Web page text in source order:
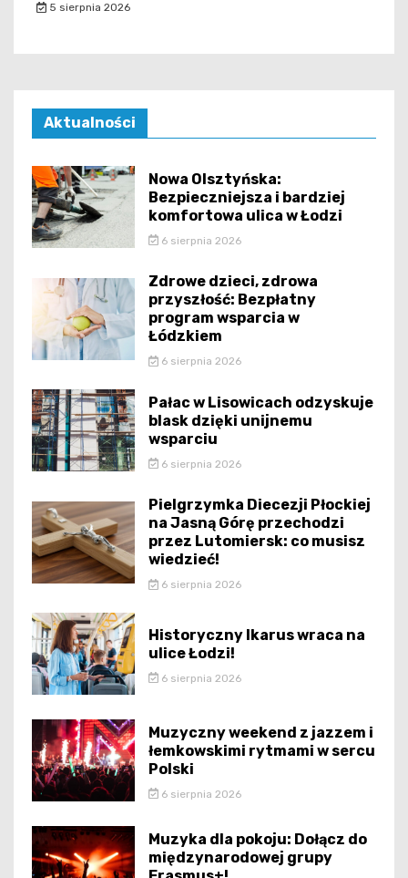
5 sierpnia 2026
Aktualności
Nowa Olsztyńska:
Bezpieczniejsza i bardziej
komfortowa ulica w Łodzi
6 sierpnia 2026
Zdrowe dzieci, zdrowa
przyszłość: Bezpłatny
program wsparcia w
Łódzkiem
6 sierpnia 2026
Pałac w Lisowicach odzyskuje
blask dzięki unijnemu
wsparciu
6 sierpnia 2026
Pielgrzymka Diecezji Płockiej
na Jasną Górę przechodzi
przez Lutomiersk: co musisz
wiedzieć!
6 sierpnia 2026
Historyczny Ikarus wraca na
ulice Łodzi!
6 sierpnia 2026
Muzyczny weekend z jazzem i
łemkowskimi rytmami w sercu
Polski
6 sierpnia 2026
Muzyka dla pokoju: Dołącz do
międzynarodowej grupy